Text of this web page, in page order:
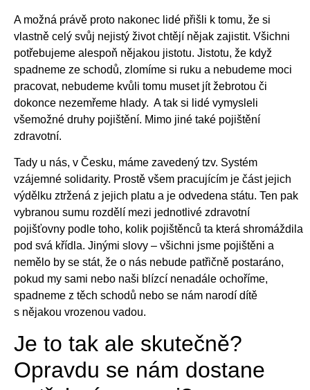
A možná právě proto nakonec lidé přišli k tomu, že si
vlastně celý svůj nejistý život chtějí nějak zajistit. Všichni
potřebujeme alespoň nějakou jistotu. Jistotu, že když
spadneme ze schodů, zlomíme si ruku a nebudeme moci
pracovat, nebudeme kvůli tomu muset jít žebrotou či
dokonce nezemřeme hlady. A tak si lidé vymysleli
všemožné druhy pojištění. Mimo jiné také pojištění
zdravotní.
Tady u nás, v Česku, máme zavedený tzv. Systém
vzájemné solidarity. Prostě všem pracujícím je část jejich
výdělku ztržená z jejich platu a je odvedena státu. Ten pak
vybranou sumu rozdělí mezi jednotlivé zdravotní
pojišťovny podle toho, kolik pojištěnců ta která shromáždila
pod svá křídla. Jinými slovy – všichni jsme pojištěni a
nemělo by se stát, že o nás nebude patřičně postaráno,
pokud my sami nebo naši blízcí nenadále ochoříme,
spadneme z těch schodů nebo se nám narodí dítě
s nějakou vrozenou vadou.
Je to tak ale skutečně?
Opravdu se nám dostane